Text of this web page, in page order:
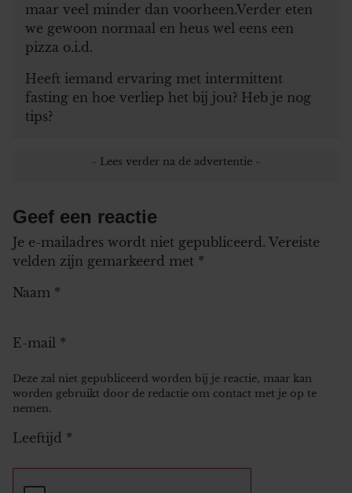
maar veel minder dan voorheen.Verder eten
we gewoon normaal en heus wel eens een
pizza o.i.d.
Heeft iemand ervaring met intermittent
fasting en hoe verliep het bij jou? Heb je nog
tips?
Geef een reactie
Je e-mailadres wordt niet gepubliceerd. Vereiste
velden zijn gemarkeerd met *
Naam *
E-mail *
Deze zal niet gepubliceerd worden bij je reactie, maar kan
worden gebruikt door de redactie om contact met je op te
nemen.
Leeftijd *